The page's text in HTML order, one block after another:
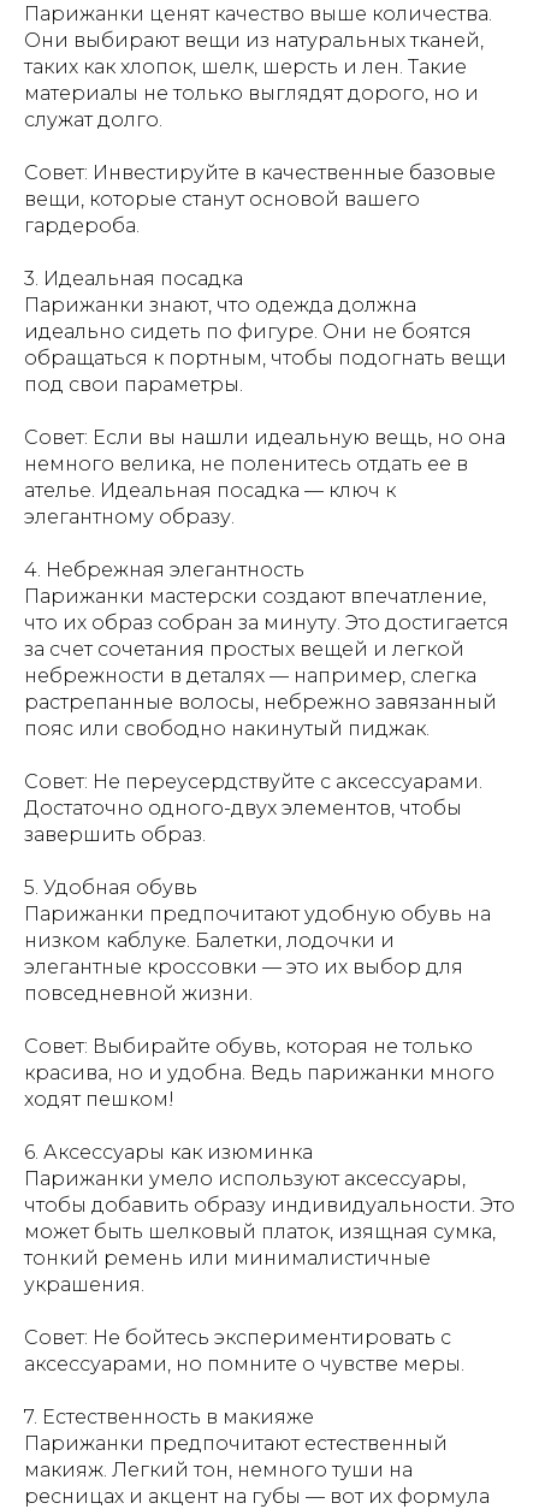
Парижанки ценят качество выше количества.
Они выбирают вещи из натуральных тканей,
таких как хлопок, шелк, шерсть и лен. Такие
материалы не только выглядят дорого, но и
служат долго.
Совет: Инвестируйте в качественные базовые
вещи, которые станут основой вашего
гардероба.
3. Идеальная посадка
Парижанки знают, что одежда должна
идеально сидеть по фигуре. Они не боятся
обращаться к портным, чтобы подогнать вещи
под свои параметры.
Совет: Если вы нашли идеальную вещь, но она
немного велика, не поленитесь отдать ее в
ателье. Идеальная посадка — ключ к
элегантному образу.
4. Небрежная элегантность
Парижанки мастерски создают впечатление,
что их образ собран за минуту. Это достигается
за счет сочетания простых вещей и легкой
небрежности в деталях — например, слегка
растрепанные волосы, небрежно завязанный
пояс или свободно накинутый пиджак.
Совет: Не переусердствуйте с аксессуарами.
Достаточно одного-двух элементов, чтобы
завершить образ.
5. Удобная обувь
Парижанки предпочитают удобную обувь на
низком каблуке. Балетки, лодочки и
элегантные кроссовки — это их выбор для
повседневной жизни.
Совет: Выбирайте обувь, которая не только
красива, но и удобна. Ведь парижанки много
ходят пешком!
6. Аксессуары как изюминка
Парижанки умело используют аксессуары,
чтобы добавить образу индивидуальности. Это
может быть шелковый платок, изящная сумка,
тонкий ремень или минималистичные
украшения.
Совет: Не бойтесь экспериментировать с
аксессуарами, но помните о чувстве меры.
7. Естественность в макияже
Парижанки предпочитают естественный
макияж. Легкий тон, немного туши на
ресницах и акцент на губы — вот их формула